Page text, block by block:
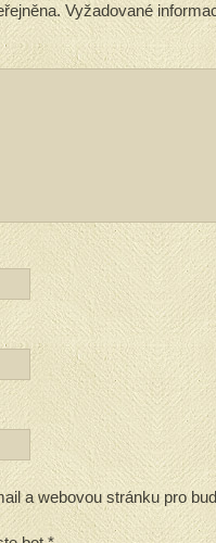
Vyžadované
a webovou stránku pro